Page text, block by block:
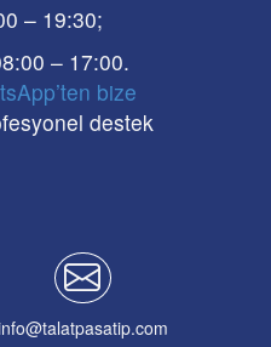
– 19:30;
– 17:00.
bize
destek